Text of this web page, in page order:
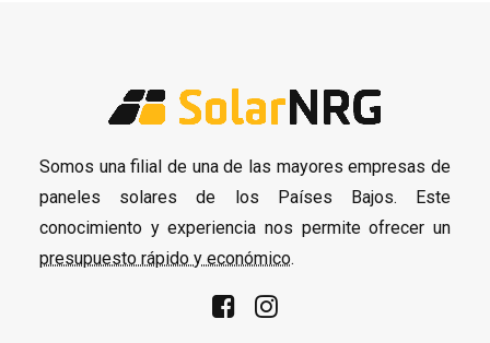
Somos una filial de una de las mayores empresas de
paneles solares de los Países Bajos. Este
conocimiento y experiencia nos permite ofrecer un
presupuesto rápido y económico.